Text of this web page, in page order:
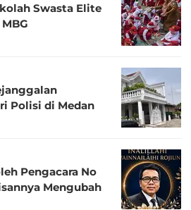
Swasta Elite
Polisi di Medan
Pengacara No
Mengubah